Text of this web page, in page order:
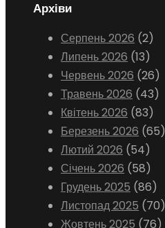
Архіви
Серпень 2026 (2)
Липень 2026 (13)
Червень 2026 (26)
Травень 2026 (43)
Квітень 2026 (83)
Березень 2026 (65)
Лютий 2026 (54)
Січень 2026 (58)
Грудень 2025 (86)
Листопад 2025 (70)
Жовтень 2025 (76)